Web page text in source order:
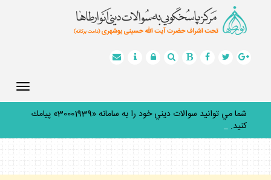
شما مي توانيد سوالات ديني خود را به سامانه «30001939» پيامك
كنيد. _